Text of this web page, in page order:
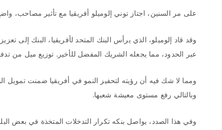
على مر السنين، اجتاز توني إلوميلو أفريقيا مع تأثير مصاحب، واضح في حملته
وقد قاد إلوميلو، الذي يرأس البنك المتحد لأفريقيا، البنك إلى
عبر الحدود، مما يجعله الشريك المفضل للأخير. توزيع ميل من
ومما لا شك فيه أن رؤيته لتحفيز النمو في أفريقيا ضمنت تمويل
وبالتالي رفع مستوى معيشة شعبها.
وفي هذا الصدد، يواصل بنكه تكرار التدخلات المتخذة في بعض